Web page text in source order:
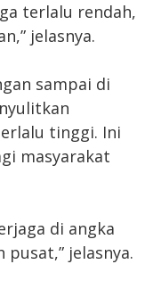
terlalu rendah,
jelasnya.
sampai di
tinggi. Ini
masyarakat
di angka
jelasnya.